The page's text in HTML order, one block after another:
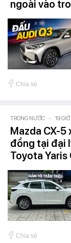
ngoài vào
Chia sẻ
TRONG NƯỚC - 19
Mazda CX-5
đồng tại đại
Toyota Yaris
Chia sẻ